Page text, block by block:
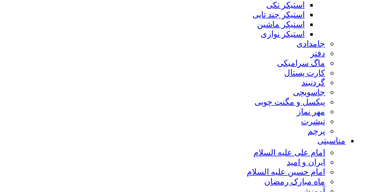
استیکر تکی
استیکر چند تایی
استیکر ماشین
استیکر نواری
جامدادی
دفتر
ماگ سرامیکی
کارت پستال
گردنبند
جاسویچی
پیکسل و مگنت چوبی
مهر نماز
تیشرت
پرچم
مناسبتی
امام علی علیه السلام
ایران و امید
امام حسین علیه السلام
ماه مبارک رمضان